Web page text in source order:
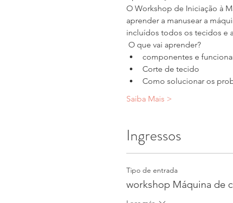
O Workshop de Iniciação à
aprender a manusear a
incluídos todos os tecidos e
O que vai aprender?
componentes e
Corte de tecido
Como solucionar os
Saiba Mais >
Ingressos
Tipo de entrada
workshop Máquina de